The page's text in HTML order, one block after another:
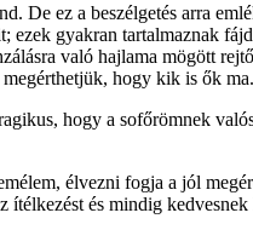
ez a beszélgetés arra
gyakran tartalmaznak
való hajlama mögött
hogy kik is ők ma.
hogy a sofőrömnek
élvezni fogja a jól
ítélkezést és mindig kedvesnek